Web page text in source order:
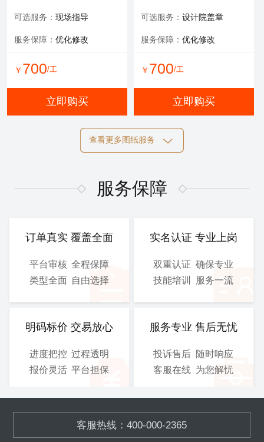
立即购买
可选服务： 现场指导
服务保障： 优化修改
￥ 700/工
立即购买
可选服务： 设计院盖章
服务保障： 优化修改
￥ 700/工
立即购买
图、 电气施工图等
可选服务：设计院盖章
800/工
电气施工图
图、 电气施工图等
可选服务：设计院盖章
900/工
总施工图
图、 电气施工图等
3D图
备,OEM加工
提交文件：SOLIDWORKS
查看更多图纸服务
服务保障
订单真实 覆盖全面
平台审核 全程保障
类型全面 自由选择
实名认证 专业上岗
双重认证 确保专业
技能培训
服务一流
明码标价 交易放心
进度把控 过程透明
报价灵活 平台担保
服务专业 售后无忧
投诉售后 随时响应
客服在线 为您解忧
客服热线：400-000-2365